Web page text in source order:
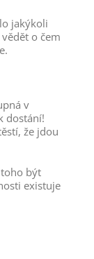
jakýkoli
o čem
v
dostání!
že jdou
být
existuje